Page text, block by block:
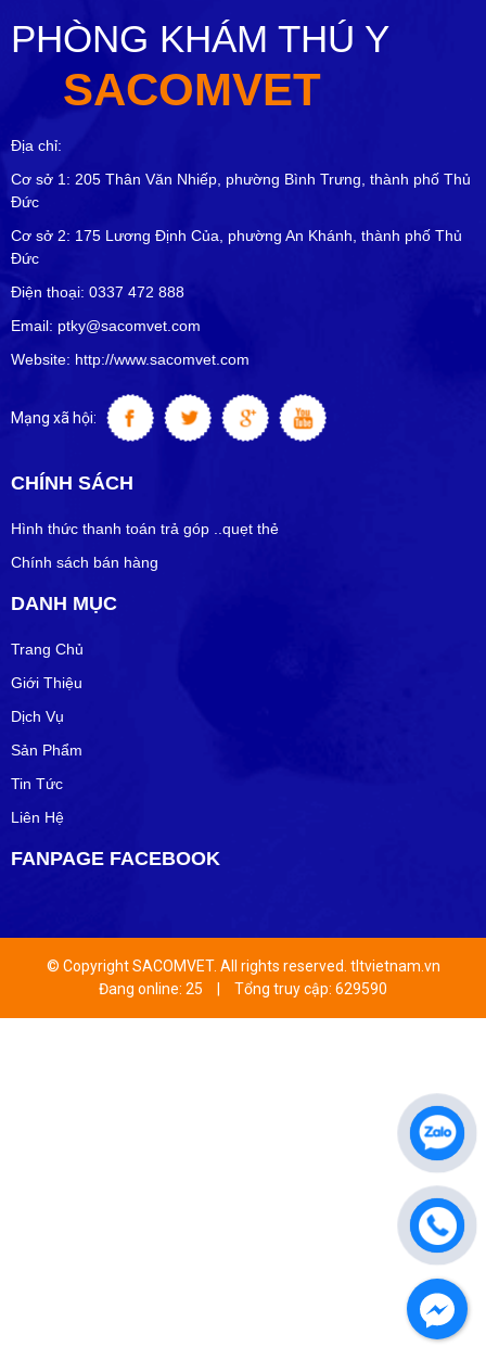
PHÒNG KHÁM THÚ Y
SACOMVET
Địa chỉ:
Cơ sở 1: 205 Thân Văn Nhiếp, phường Bình Trưng, thành phố Thủ
Đức
Cơ sở 2: 175 Lương Định Của, phường An Khánh, thành phố Thủ
Đức
Điện thoại: 0337 472 888
Email: ptky@sacomvet.com
Website: http://www.sacomvet.com
Mạng xã hội:
CHÍNH SÁCH
Hình thức thanh toán trả góp ..quẹt thẻ
Chính sách bán hàng
DANH MỤC
Trang Chủ
Giới Thiệu
Dịch Vụ
Sản Phẩm
Tin Tức
Liên Hệ
FANPAGE FACEBOOK
© Copyright SACOMVET. All rights reserved. tltvietnam.vn
Đang online: 25
Tổng truy cập: 629590